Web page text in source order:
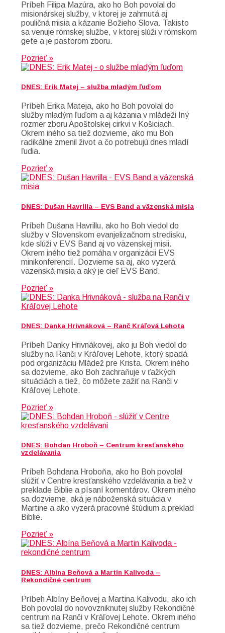
Príbeh Filipa Mazúra, ako ho Boh povolal do
misionárskej služby, v ktorej je zahrnutá aj
pouličná misia a kázanie Božieho Slova. Takisto
sa venuje rómskej službe, v ktorej slúži v rómskom
gete a je pastorom zboru.
Pozrieť »
DNES: Erik Matej – služba mladým ľuďom
Príbeh Erika Mateja, ako ho Boh povolal do
služby mladým ľuďom a aj kázania v mládeži Iný
rozmer zboru Apoštolskej cirkvi v Košiciach.
Okrem iného sa tiež dozvieme, ako mu Boh
radikálne zmenil život a čo potrebujú dnes mladí
ľudia.
Pozrieť »
DNES: Dušan Havrilla – EVS Band a väzenská misia
Príbeh Dušana Havrillu, ako ho Boh viedol do
služby v Slovenskom evanjelizačnom stredisku,
kde slúži v EVS Band aj vo väzenskej misii.
Okrem iného tiež pomáha v organizácii EVS
minikonferencií. Dozvieme sa aj, ako vyzerá
väzenská misia a aký je cieľ EVS Band.
Pozrieť »
DNES: Danka Hrivnáková – Ranč Kráľová Lehota
Príbeh Danky Hrivnákovej, ako ju Boh viedol do
služby na Ranči v Kráľovej Lehote, ktorý spadá
pod organizáciu Mládež pre Krista. Okrem iného
sa dozvieme, ako Boh zachraňuje v ťažkých
situáciách a tiež, čo môžete zažiť na Ranči v
Kráľovej Lehote.
Pozrieť »
DNES: Bohdan Hroboň – Centrum kresťanského
vzdelávania
Príbeh Bohdana Hroboňa, ako ho Boh povolal
slúžiť v Centre kresťanského vzdelávania a tiež v
preklade Biblie a písaní komentárov. Okrem iného
sa dozvieme, aká je náboženská situácia v
Martine a ako vyzerá pracovné štúdium a preklad
Biblie.
Pozrieť »
DNES: Albína Beňová a Martin Kalivoda –
Rekondičné centrum
Príbeh Albíny Beňovej a Martina Kalivodu, ako ich
Boh povolal do novovzniknutej služby Rekondičné
centrum na Ranči v Kráľovej Lehote. Okrem iného
sa tiež dozvieme, prečo Rekondičné centrum